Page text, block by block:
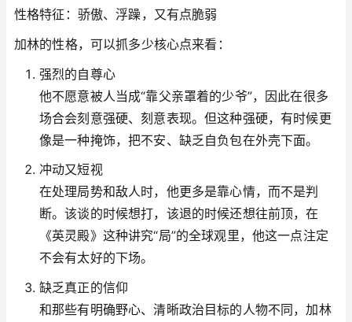
性格特征：骄傲、浮躁，又有点脆弱
加林的性格，可以抓多少核心点来看：
强烈的自尊心
他不愿意被人当成“靠父亲罩着的少爷”，因此在很多
场合会刻意强硬、刻意表现。但这种强硬，有时候更
像是一种掩饰，把不安、缺乏自负包在外壳下面。
冲动又短视
在处理局势和敌人时，他更多是靠心情，而不是判
断。该谈的时候想打，该退的时候还想往前顶，在
《英灵殿》这种讲究“局”的全球观里，他这一点注定
不会有太好的下场。
缺乏真正的信仰
和那些有明确野心、清晰政治目标的人物不同，加林